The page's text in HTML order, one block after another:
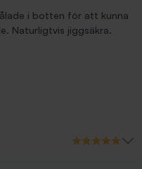
i botten för att kunna
Naturligtvis jiggsäkra.